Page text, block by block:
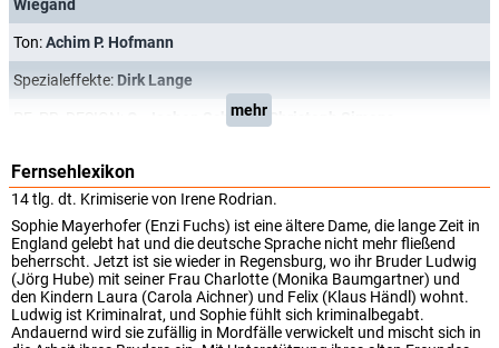
Wiegand
Ton:Achim P. Hofmann
Spezialeffekte: Dirk Lange
O.-Jochen Schmidt,
mehr
Fernsehlexikon
14 tlg. dt. Krimiserie von Irene Rodrian.
Sophie Mayerhofer (Enzi Fuchs) ist eine ältere Dame, die lange Zeit in
England gelebt hat und die deutsche Sprache nicht mehr fließend
beherrscht. Jetzt ist sie wieder in Regensburg, wo ihr Bruder Ludwig
(Jörg Hube) mit seiner Frau Charlotte (Monika Baumgartner) und
den Kindern Laura (Carola Aichner) und Felix (Klaus Händl) wohnt.
Ludwig ist Kriminalrat, und Sophie fühlt sich kriminalbegabt.
Andauernd wird sie zufällig in Mordfälle verwickelt und mischt sich in